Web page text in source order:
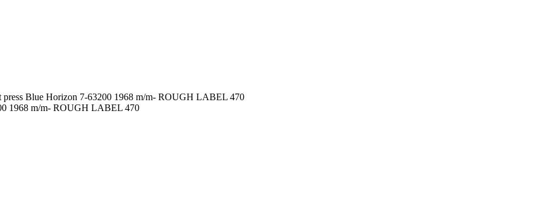
Blue Horizon 7-63200 1968 m/m- ROUGH LABEL 470
1968 m/m- ROUGH LABEL 470